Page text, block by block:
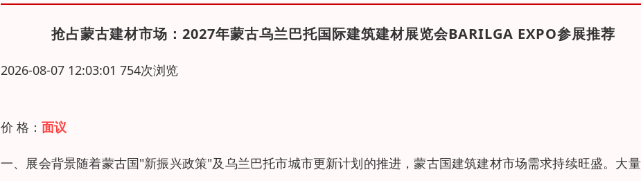
抢占蒙古建材市场：2027年蒙古乌兰巴托国际建筑建材展览会BARILGA EXPO参展推荐
2026-08-07 12:03:01 754次浏览
价 格： 面议
一、展会背景随着蒙古国"新振兴政策"及乌兰巴托市城市更新计划的推进，蒙古国建筑建材市场需求持续旺盛。大